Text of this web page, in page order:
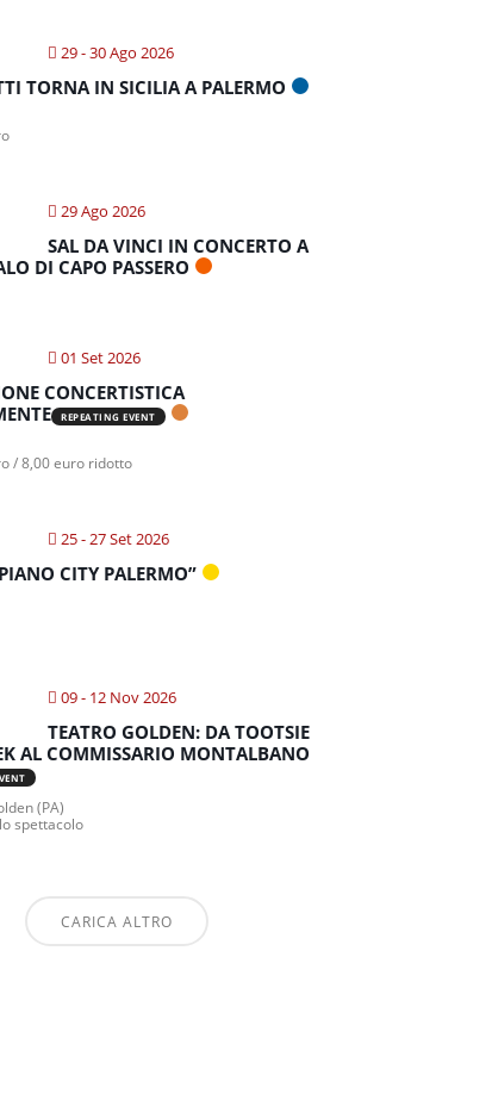
29 - 30 Ago 2026
TORNA IN SICILIA A PALERMO
29 Ago 2026
SAL DA VINCI IN CONCERTO A
DI CAPO PASSERO
01 Set 2026
CONCERTISTICA
REPEATING EVENT
/ 8,00 euro ridotto
25 - 27 Set 2026
CITY PALERMO”
09 - 12 Nov 2026
TEATRO GOLDEN: DA TOOTSIE
AL COMMISSARIO MONTALBANO
(PA)
spettacolo
CARICA ALTRO